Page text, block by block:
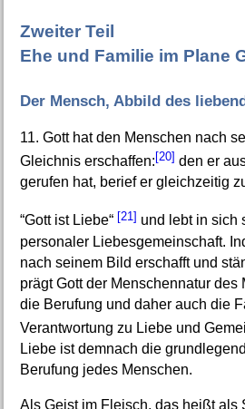
Zweiter Teil
Ehe und Familie im Plane
Der Mensch, Abbild des
11. Gott hat den Menschen nach
Gleichnis erschaffen: [20] den er
gerufen hat, berief er gleichzeitig
“Gott ist Liebe“ [21] und lebt in sich
personaler Liebesgemeinschaft.
nach seinem Bild erschafft und
prägt Gott der Menschennatur des
die Berufung und daher auch die
Verantwortung zu Liebe und
Liebe ist demnach die
Berufung jedes Menschen.
Als Geist im Fleisch, das heißt als